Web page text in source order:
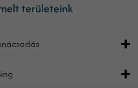
területeink